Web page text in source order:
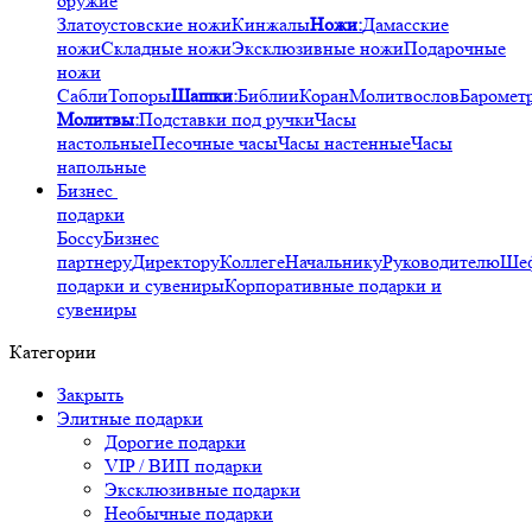
Златоустовские ножиКинжалыНожи:Дамасские
ножиСкладные ножиЭксклюзивные ножиПодарочные
ножи
СаблиТопорыШашки:БиблииКоранМолитвослов
Молитвы:Подставки под ручкиЧасы
настольныеПесочные часыЧасы настенныеЧасы
напольные
Бизнес
подарки
БоссуБизнес
партнеруДиректоруКоллегеНачальникуРуководителю
подарки и сувенирыКорпоративные подарки и
сувениры
Категории
Закрыть
Элитные подарки
Дорогие подарки
VIP / ВИП подарки
Эксклюзивные подарки
Необычные подарки